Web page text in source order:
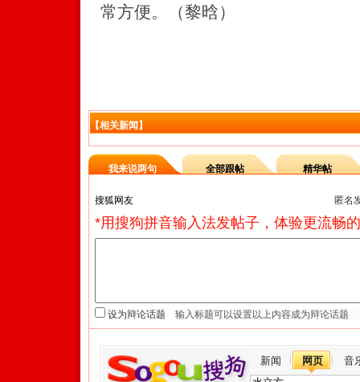
常方便。（黎晗）
【相关新闻】
我来说两句 全部跟帖 精华帖
匿名
*用搜狗拼音输入法发帖子，体验更流畅
设为辩论话题
新闻 网页 音